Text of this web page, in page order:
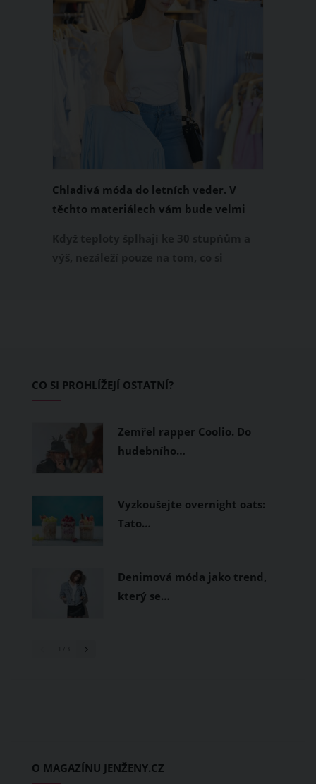
Chladivá móda do letních veder. V
těchto materiálech vám bude velmi
měly být přírodní nebo funkční
CO SI PROHLÍŽEJÍ OSTATNÍ?
Zemřel rapper Coolio. Do
hudebního…
Vyzkoušejte overnight oats:
Tato…
Denimová móda jako trend,
který se…
O MAGAZÍNU JENŽENY.CZ